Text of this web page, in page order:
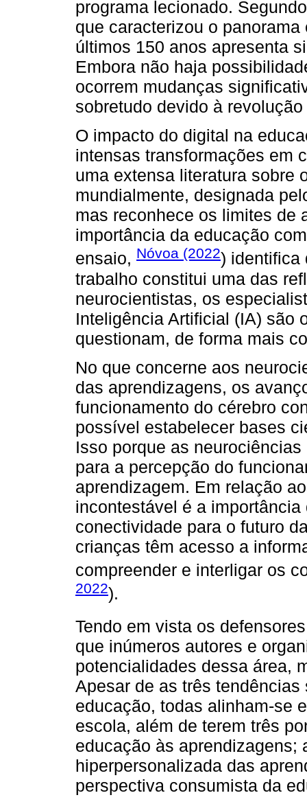
programa lecionado.
que caracterizou o
últimos 150 anos apresenta
Embora não haja
ocorrem mudanças
sobretudo devido à
O impacto do digital na
intensas transformações em
uma extensa literatura sobre
mundialmente, designada
mas reconhece os limites de
importância da educação
ensaio, Nóvoa (2022) identifica
trabalho constitui uma das
neurocientistas, os
Inteligência Artificial (IA) são
questionam, de forma mais
No que concerne aos
das aprendizagens, os
funcionamento do cérebro
possível estabelecer bases
Isso porque as
para a percepção do
aprendizagem. Em relação
incontestável é a
conectividade para o futuro
crianças têm acesso a
compreender e interligar os
2022).
Tendo em vista os
que inúmeros autores e
potencialidades dessa área,
Apesar de as três
educação, todas alinham-se
escola, além de terem três
educação às aprendizagens;
hiperpersonalizada das
perspectiva consumista da